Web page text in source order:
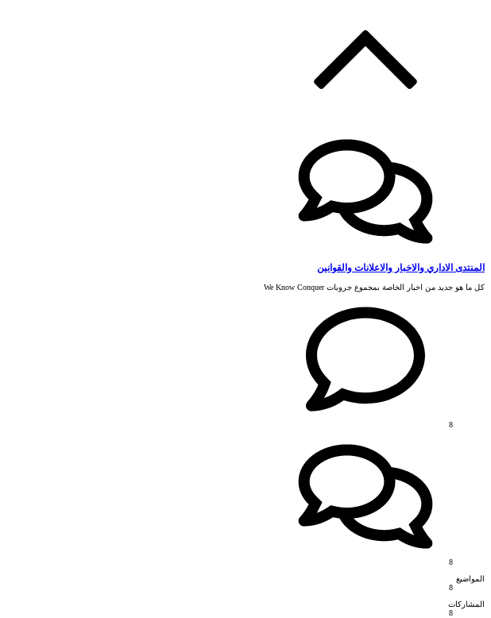
المنتدى الاداري والاخبار والاعلانات والقوانين
كل ما هو جديد من اخبار الخاصة بمجموع جروبات We Know Conquer
8
8
المواضيع
8
المشاركات
8